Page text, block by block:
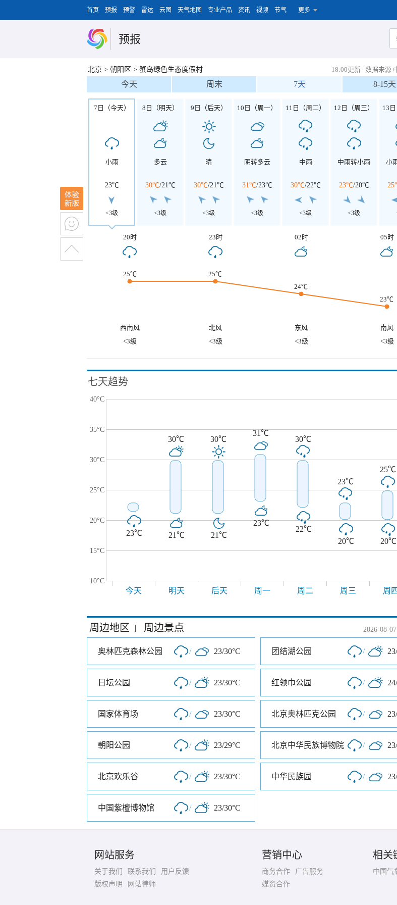
首页 预报 预警 雷达 云图 天气地图 专业产品 资讯 视频 节气 更多
预报
北京 > 朝阳区 > 蟹岛绿色生态度假村 18:00更新 | 数据来源
今天 周末 7天 8-15天
7日（今天）
小雨
23℃
<3级
8日（明天）
多云
30℃/21℃
<3级
9日（后天）
晴
30℃/21℃
<3级
10日（周一）
阴转多云
31℃/23℃
<3级
11日（周二）
中雨
30℃/22℃
<3级
12日（周三）
中雨转小雨
23℃/20℃
<3级
13日
小
20时 23时 02时 05时
25℃
25℃
24℃
23℃
西南风 北风 东风
南风
<3级
<3级 <3级 <3级
七天趋势
40°C
35°C
30°C
25°C
20°C
15°C
10°C
23℃
30℃
21℃
30℃
21℃
31℃
23℃
30℃
22℃
23℃
20℃
25℃
20℃
今天 明天 后天 周一 周二 周三 周
周边地区 | 周边景点 2026-08-
奥林匹克森林公园 / 23/30°C 团结湖公园 /
日坛公园 / 23/30°C 红领巾公园 /
国家体育场 / 23/30°C 北京奥林匹克公园 /
朝阳公园 / 23/29°C 北京中华民族博物院 /
北京欢乐谷 / 23/30°C 中华民族园 /
中国紫檀博物馆 / 23/30°C
网站服务
关于我们 联系我们
用户反馈
版权声明
网站律师
营销中心
商务合作
广告服务
媒资合作
相关
中国气